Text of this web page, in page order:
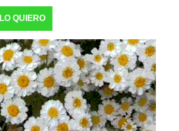
LO QUIERO